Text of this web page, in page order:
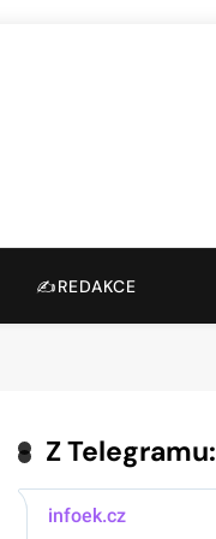
✍️REDAKCE
Z Telegramu: